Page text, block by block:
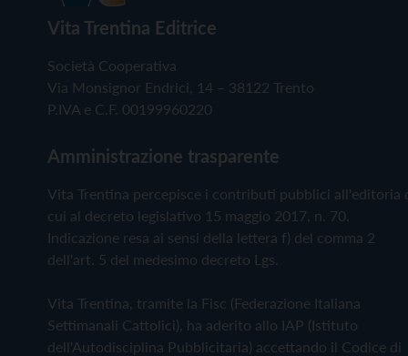
Vita Trentina Editrice
Società Cooperativa
Via Monsignor Endrici, 14 – 38122 Trento
P.IVA e C.F. 00199960220
Amministrazione trasparente
Vita Trentina percepisce i contributi pubblici all'editoria
cui al decreto legislativo 15 maggio 2017, n. 70.
Indicazione resa ai sensi della lettera f) del comma 2
dell'art. 5 del medesimo decreto Lgs.
Vita Trentina, tramite la Fisc (Federazione Italiana
Settimanali Cattolici), ha aderito allo IAP (Istituto
dell'Autodisciplina Pubblicitaria) accettando il Codice di